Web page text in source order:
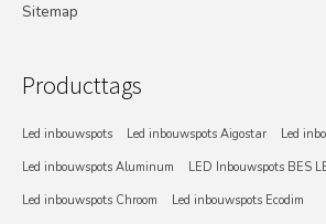
Sitemap
Producttags
Led inbouwspots Led inbouwspots Aigostar
Led
Led inbouwspots Aluminum
LED Inbouwspots BES
Led inbouwspots Chroom
Led inbouwspots Ecodim